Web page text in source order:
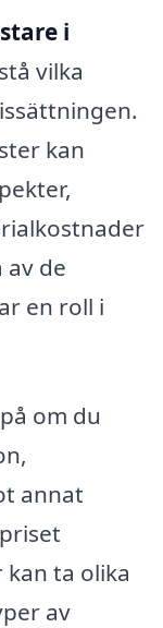
i
vilka
kan
de
en roll i
om du
annat
ta olika
av